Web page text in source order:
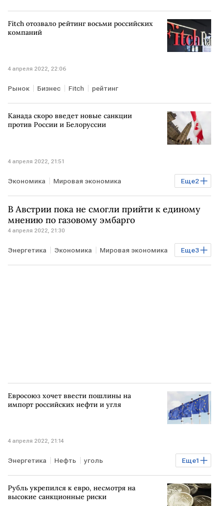
Fitch отозвало рейтинг восьми российских
компаний
4 апреля 2022, 22:06
Рынок Бизнес Fitch рейтинг
Канада скоро введет новые санкции
против России и Белоруссии
4 апреля 2022, 21:51
Еще2
Экономика Мировая экономика
санкции против РФ КАНАДА
В Австрии пока не смогли прийти к единому
мнению по газовому эмбарго
4 апреля 2022, 21:30
Еще3
Энергетика Экономика Мировая экономика
Газ АВСТРИЯ санкции против РФ
Евросоюз хочет ввести пошлины на
импорт российских нефти и угля
4 апреля 2022, 21:14
Еще1
Энергетика Нефть уголь
санкции против РФ
Рубль укрепился к евро, несмотря на
высокие санкционные риски